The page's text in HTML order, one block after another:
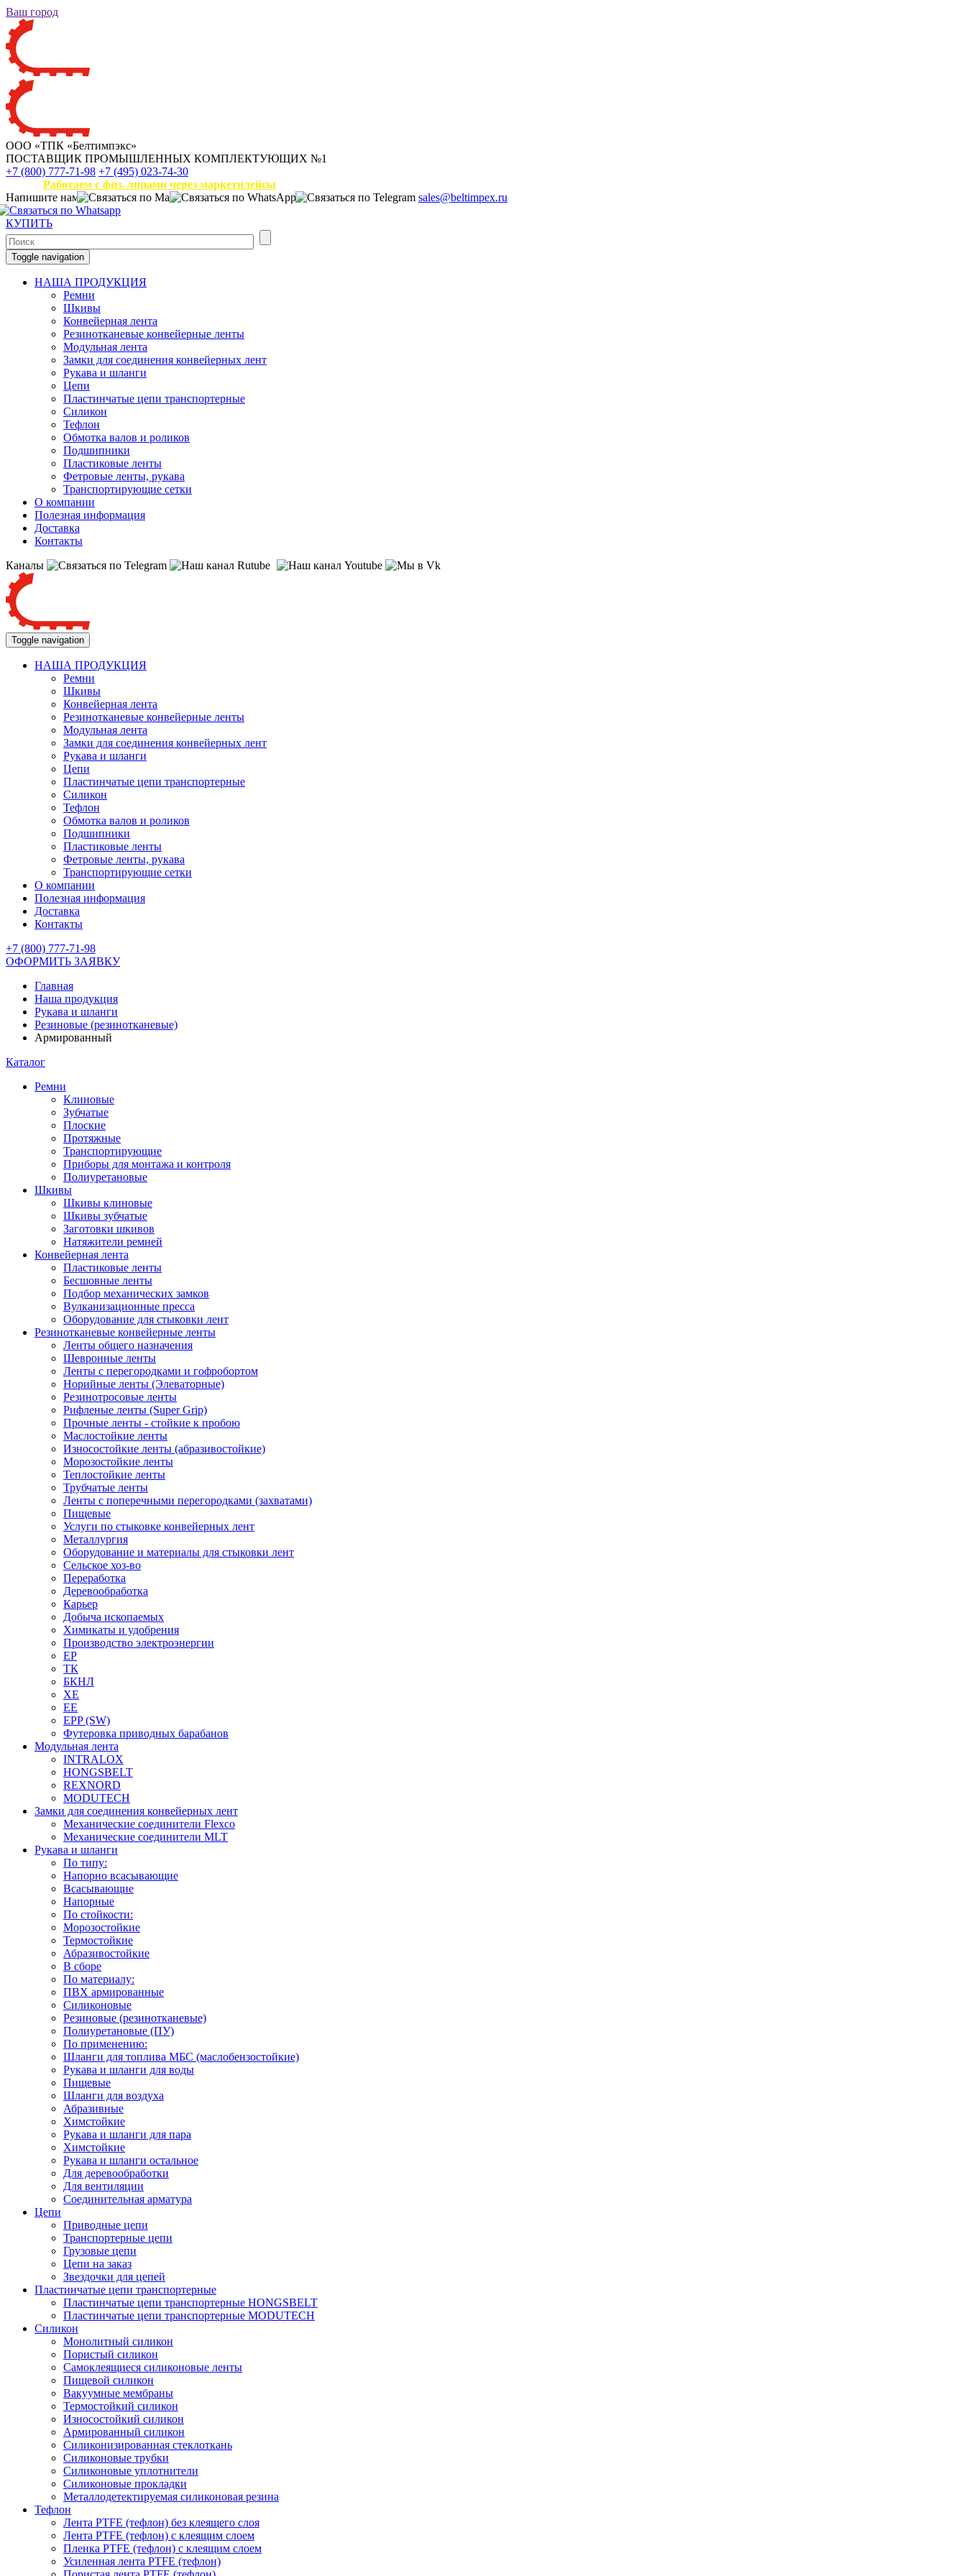
Ваш город
ООО «ТПК «Белтимпэкс»
ПОСТАВЩИК ПРОМЫШЛЕННЫХ КОМПЛЕКТУЮЩИХ №1
+7 (800) 777-71-98 +7 (495) 023-74-30
Работаем с физ. лицами через маркетплейсы
Напишите нам
sales@beltimpex.ru
КУПИТЬ
Toggle navigation
НАША ПРОДУКЦИЯ
Ремни
Шкивы
Конвейерная лента
Резинотканевые конвейерные ленты
Модульная лента
Замки для соединения конвейерных лент
Рукава и шланги
Цепи
Пластинчатые цепи транспортерные
Силикон
Тефлон
Обмотка валов и роликов
Подшипники
Пластиковые ленты
Фетровые ленты, рукава
Транспортирующие сетки
О компании
Полезная информация
Доставка
Контакты
Каналы
Toggle navigation
НАША ПРОДУКЦИЯ
Ремни
Шкивы
Конвейерная лента
Резинотканевые конвейерные ленты
Модульная лента
Замки для соединения конвейерных лент
Рукава и шланги
Цепи
Пластинчатые цепи транспортерные
Силикон
Тефлон
Обмотка валов и роликов
Подшипники
Пластиковые ленты
Фетровые ленты, рукава
Транспортирующие сетки
О компании
Полезная информация
Доставка
Контакты
+7 (800) 777-71-98
ОФОРМИТЬ ЗАЯВКУ
Главная
Наша продукция
Рукава и шланги
Резиновые (резинотканевые)
Армированный
Каталог
Ремни
Клиновые
Зубчатые
Плоские
Протяжные
Транспортирующие
Приборы для монтажа и контроля
Полиуретановые
Шкивы
Шкивы клиновые
Шкивы зубчатые
Заготовки шкивов
Натяжители ремней
Конвейерная лента
Пластиковые ленты
Бесшовные ленты
Подбор механических замков
Вулканизационные пресса
Оборудование для стыковки лент
Резинотканевые конвейерные ленты
Ленты общего назначения
Шевронные ленты
Ленты с перегородками и гофробортом
Норийные ленты (Элеваторные)
Резинотросовые ленты
Рифленые ленты (Super Grip)
Прочные ленты - стойкие к пробою
Маслостойкие ленты
Износостойкие ленты (абразивостойкие)
Морозостойкие ленты
Теплостойкие ленты
Трубчатые ленты
Ленты с поперечными перегородками (захватами)
Пищевые
Услуги по стыковке конвейерных лент
Металлургия
Оборудование и материалы для стыковки лент
Сельское хоз-во
Переработка
Деревообработка
Карьер
Добыча ископаемых
Химикаты и удобрения
Производство электроэнергии
EP
ТК
БКНЛ
XE
EE
EPP (SW)
Футеровка приводных барабанов
Модульная лента
INTRALOX
HONGSBELT
REXNORD
MODUTECH
Замки для соединения конвейерных лент
Механические соединители Flexco
Механические соединители MLT
Рукава и шланги
По типу:
Напорно всасывающие
Всасывающие
Напорные
По стойкости:
Морозостойкие
Термостойкие
Абразивостойкие
В сборе
По материалу:
ПВХ армированные
Силиконовые
Резиновые (резинотканевые)
Полиуретановые (ПУ)
По применению:
Шланги для топлива МБС (маслобензостойкие)
Рукава и шланги для воды
Пищевые
Шланги для воздуха
Абразивные
Химстойкие
Рукава и шланги для пара
Химстойкие
Рукава и шланги остальное
Для деревообработки
Для вентиляции
Соединительная арматура
Цепи
Приводные цепи
Транспортерные цепи
Грузовые цепи
Цепи на заказ
Звездочки для цепей
Пластинчатые цепи транспортерные
Пластинчатые цепи транспортерные HONGSBELT
Пластинчатые цепи транспортерные MODUTECH
Силикон
Монолитный силикон
Пористый силикон
Самоклеящиеся силиконовые ленты
Пищевой силикон
Вакуумные мембраны
Термостойкий силикон
Износостойкий силикон
Армированный силикон
Силиконизированная стеклоткань
Силиконовые трубки
Силиконовые уплотнители
Силиконовые прокладки
Металлодетектируемая силиконовая резина
Тефлон
Лента PTFE (тефлон) без клеящего слоя
Лента PTFE (тефлон) с клеящим слоем
Пленка PTFE (тефлон) с клеящим слоем
Усиленная лента PTFE (тефлон)